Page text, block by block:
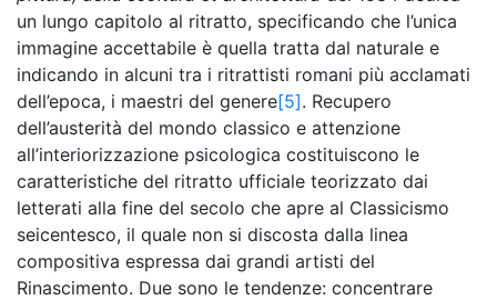
un lungo capitolo al ritratto, specificando che l’unica
immagine accettabile è quella tratta dal naturale e
indicando in alcuni tra i ritrattisti romani più acclamati
dell’epoca, i maestri del genere[5]. Recupero
dell’austerità del mondo classico e attenzione
all’interiorizzazione psicologica costituiscono le
caratteristiche del ritratto ufficiale teorizzato dai
letterati alla fine del secolo che apre al Classicismo
seicentesco, il quale non si discosta dalla linea
compositiva espressa dai grandi artisti del
Rinascimento. Due sono le tendenze: concentrare